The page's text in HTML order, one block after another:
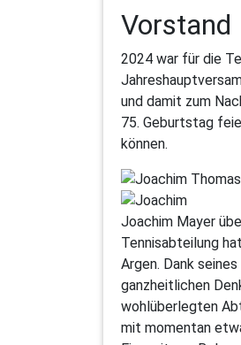
Vorstand
2024 war für die
und damit zum
75. Geburtstag
können.
Joachim Mayer
Tennisabteilung
Argen. Dank
ganzheitlichen
wohlüberlegten
mit momentan